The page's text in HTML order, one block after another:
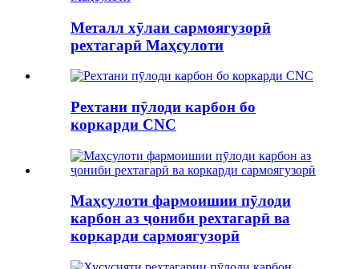
Металл хӯлаи сармоягузорӣ
рехтагарӣ Маҳсулоти
Рехтани пӯлоди карбон бо
коркарди CNC
Маҳсулоти фармоишии пӯлоди
карбон аз ҷониби рехтагарӣ ва
коркарди сармоягузорӣ